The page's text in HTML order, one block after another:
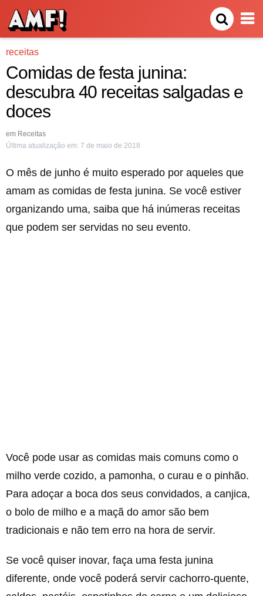
receitas
Comidas de festa junina:
descubra 40 receitas salgadas e
doces
em Receitas
Última atualização em: 7 de maio de 2018
O mês de junho é muito esperado por aqueles que
amam as comidas de festa junina. Se você estiver
organizando uma, saiba que há inúmeras receitas
que podem ser servidas no seu evento.
Você pode usar as comidas mais comuns como o
milho verde cozido, a pamonha, o curau e o pinhão.
Para adoçar a boca dos seus convidados, a canjica,
o bolo de milho e a maçã do amor são bem
tradicionais e não tem erro na hora de servir.
Se você quiser inovar, faça uma festa junina
diferente, onde você poderá servir cachorro-quente,